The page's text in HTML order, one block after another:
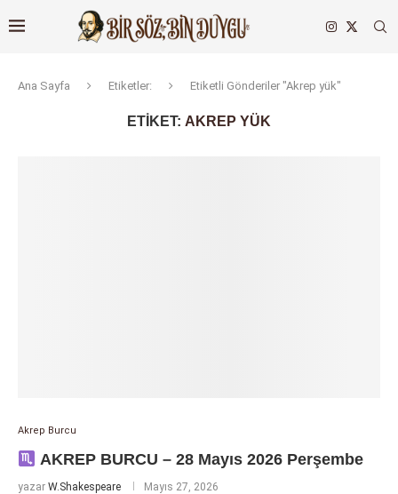
Ana Sayfa Etiketler: Etiketli Gönderiler "Akrep yük"
ETIKET: AKREP YÜK
Akrep Burcu
AKREP BURCU – 28 Mayıs 2026 Perşembe
yazar W.Shakespeare Mayıs 27, 2026